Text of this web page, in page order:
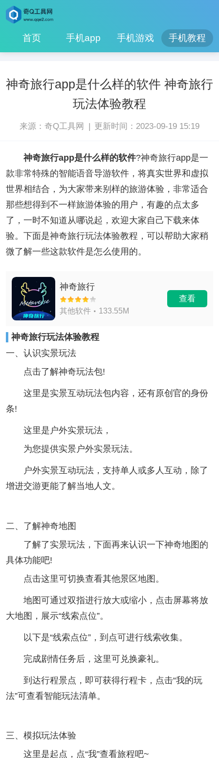
首页 手机app 手机游戏 手机教程
神奇旅行app是什么样的软件 神奇旅行
玩法体验教程
来源：奇Q工具网 | 更新时间：2023-09-19 15:19
神奇旅行app是什么样的软件?神奇旅行app是一
款非常特殊的智能语音导游软件，将真实世界和虚拟
世界相结合，为大家带来别样的旅游体验，非常适合
那些想得到不一样旅游体验的用户，有趣的点太多
了，一时不知道从哪说起，欢迎大家自己下载来体
验。下面是神奇旅行玩法体验教程，可以帮助大家稍
微了解一些这款软件是怎么使用的。
神奇旅行
其他软件 133.55M
查看
神奇旅行玩法体验教程
一、认识实景玩法
点击了解神奇玩法包!
这里是实景互动玩法包内容，还有原创官的身份
条!
这里是户外实景玩法，
为您提供实景户外实景玩法。
户外实景互动玩法，支持单人或多人互动，除了
增进交游更能了解当地人文。
二、了解神奇地图
了解了实景玩法，下面再来认识一下神奇地图的
具体功能吧!
点击这里可切换查看其他景区地图。
地图可通过双指进行放大或缩小，点击屏幕将放
大地图，展示“线索点位”。
以下是“线索点位”，到点可进行线索收集。
完成剧情任务后，这里可兑换豪礼。
到达行程景点，即可获得行程卡，点击“我的玩
法”可查看智能玩法清单。
三、模拟玩法体验
这里是起点，点“我”查看旅程吧~